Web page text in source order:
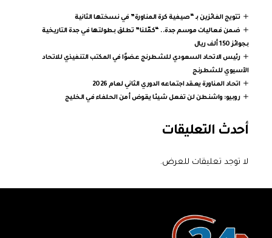
تتويج الفائزين بـ “صيفية كرة المناورة” في نسختها الثانية
ضمن فعاليات موسم جدة.. “كمّلنا” تطلق بطولتها في جدة التاريخية
بجوائز 150 ألف ريال
رئيس الاتحاد السعودي للشطرنج عضوًا في المكتب التنفيذي للاتحاد
الآسيوي للشطرنج
اتحاد المناورة يعقد اجتماعه الدوري الثاني لعام 2026
روبيو: واشنطن لن تفعل شيئا يقوض أمن الحلفاء في الخليج
أحدث التعليقات
لا توجد تعليقات للعرض.